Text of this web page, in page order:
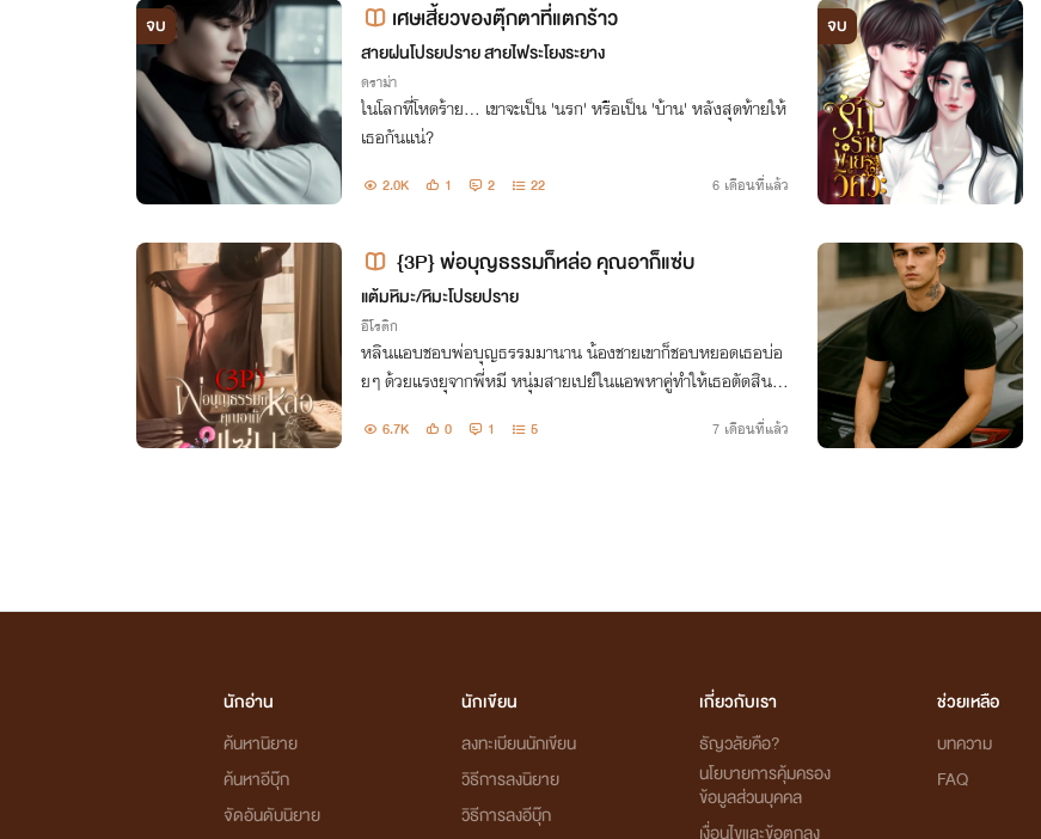
จบ เศษเสี้ยวของตุ๊กตาที่แตกร้าว
สายฝนโปรยปราย สายไฟระโยงระยาง
ดราม่า
ในโลกที่โหดร้าย... เขาจะเป็น 'นรก' หรือเป็น 'บ้าน' หลังสุดท้ายให้
เธอกันแน่?
2.0K 1 2 22 6 เดือนที่แล้ว
จบ
{3P} พ่อบุญธรรมก็หล่อ คุณอาก็แซ่บ
แต้มหิมะ/หิมะโปรยปราย
อีโรติก
หลินแอบชอบพ่อบุญธรรมมานาน น้องชายเขาก็ชอบหยอดเธอบ่อ
ยๆ ด้วยแรงยุจากพี่หมี หนุ่มสายเปย์ในแอพหาคู่ทำให้เธอตัดสินใจ
:)ว่าแต่พี่หมีดูคุ้นๆจัง
6.7K 0 1 5 7 เดือนที่แล้ว
นักอ่าน
ค้นหานิยาย
ค้นหาอีบุ๊ก
จัดอันดับนิยาย
นักเขียน
ลงทะเบียนนักเขียน
วิธีการลงนิยาย
วิธีการลงอีบุ๊ก
เกี่ยวกับเรา
ธัญวลัยคือ?
นโยบายการคุ้มครอง
ข้อมูลส่วนบุคคล
ช่วยเหลือ
บทความ
FAQ